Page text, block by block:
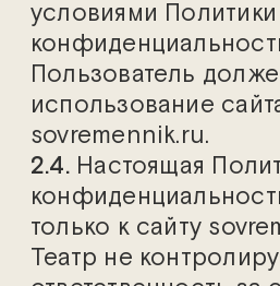
условиями Политики
Пользователь
использование
sovremennik.ru.
2.4.Настоящая
только к сайту
Театр не